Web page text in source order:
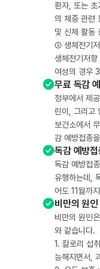
환자, 또는
의 체중 관련
및 신체 활동
② 생체전기
생체전기저
여성의 경우
무료 독감
정부에서 제
린이, 그리고
보건소에서
감 예방접종
독감 예방접
독감 예방접
유행하는데,
어도 11월까
비만의 원인
비만의 원인
와 같습니다.
1. 칼로리 섭
능해지면서,